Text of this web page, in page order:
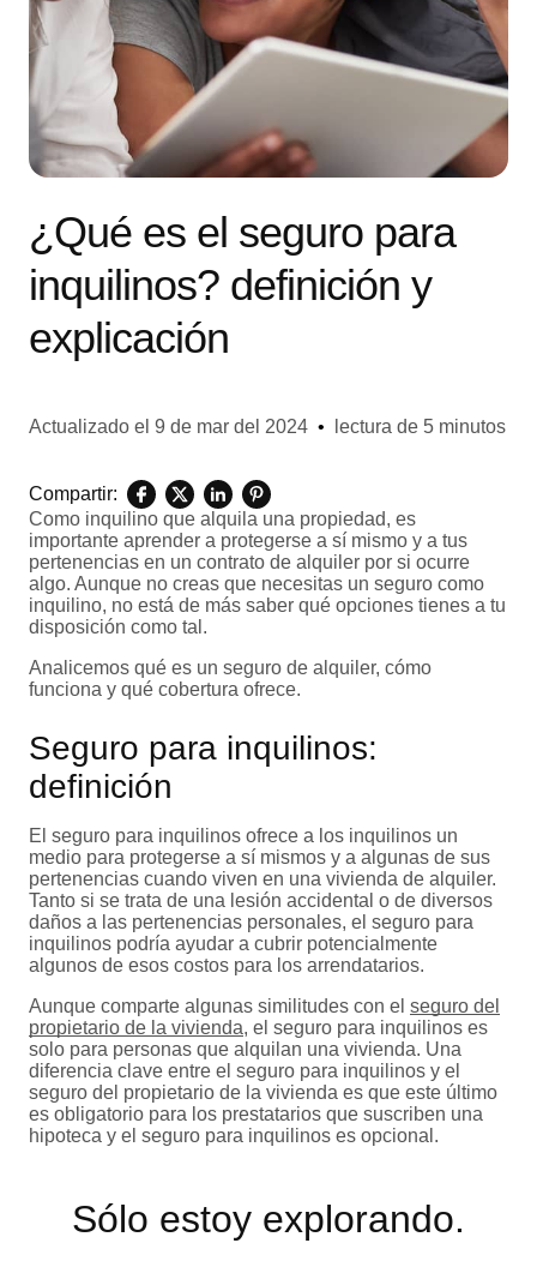
¿Qué es el seguro para
inquilinos? definición y
explicación
Actualizado el 9 de mar del 2024 • lectura de 5 minutos
Compartir:
Como inquilino que alquila una propiedad, es
importante aprender a protegerse a sí mismo y a tus
pertenencias en un contrato de alquiler por si ocurre
algo. Aunque no creas que necesitas un seguro como
inquilino, no está de más saber qué opciones tienes a tu
disposición como tal.
Analicemos qué es un seguro de alquiler, cómo
funciona y qué cobertura ofrece.
Seguro para inquilinos:
definición
El seguro para inquilinos ofrece a los inquilinos un
medio para protegerse a sí mismos y a algunas de sus
pertenencias cuando viven en una vivienda de alquiler.
Tanto si se trata de una lesión accidental o de diversos
daños a las pertenencias personales, el seguro para
inquilinos podría ayudar a cubrir potencialmente
algunos de esos costos para los arrendatarios.
Aunque comparte algunas similitudes con el seguro del
propietario de la vivienda, el seguro para inquilinos es
solo para personas que alquilan una vivienda. Una
diferencia clave entre el seguro para inquilinos y el
seguro del propietario de la vivienda es que este último
es obligatorio para los prestatarios que suscriben una
hipoteca y el seguro para inquilinos es opcional.
Sólo estoy explorando​.